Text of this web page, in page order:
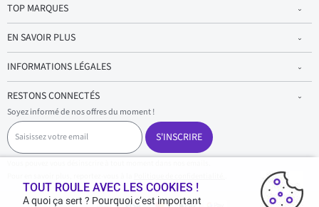
TOP MARQUES
EN SAVOIR PLUS
INFORMATIONS LÉGALES
RESTONS CONNECTÉS
Soyez informé de nos offres du moment !
S
a
i
s
S'INSCRIRE
TOUT ROULE AVEC LES COOKIES !
A quoi ça sert ? Pourquoi c’est important